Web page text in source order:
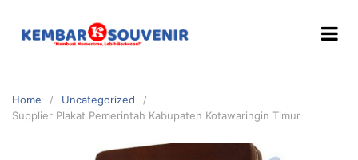
Home
Uncategorized
Supplier Plakat Pemerintah Kabupaten Kotawaringin Timur